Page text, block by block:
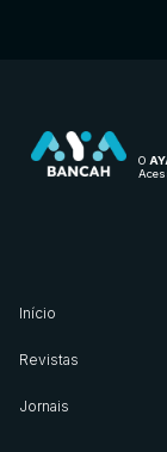
O
Início
Revistas
Jornais